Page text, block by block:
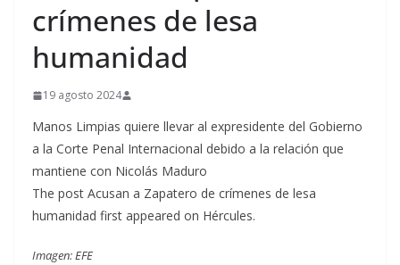
crímenes de lesa
humanidad
19 agosto 2024
Manos Limpias quiere llevar al expresidente del Gobierno
a la Corte Penal Internacional debido a la relación que
mantiene con Nicolás Maduro
The post Acusan a Zapatero de crímenes de lesa
humanidad first appeared on Hércules.
Imagen: EFE